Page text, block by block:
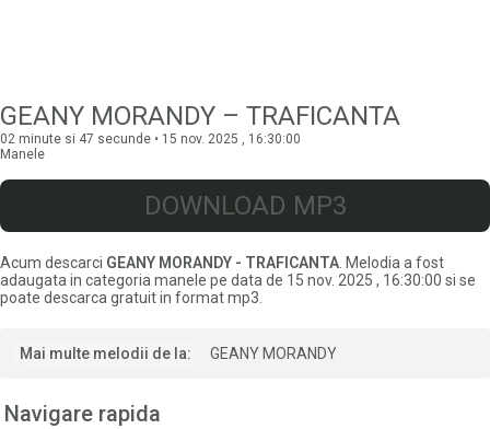
GEANY MORANDY – TRAFICANTA
02 minute si 47 secunde • 15 nov. 2025 , 16:30:00
Manele
DOWNLOAD MP3
Acum descarci GEANY MORANDY - TRAFICANTA . Melodia a fost
adaugata in categoria manele pe data de 15 nov. 2025 , 16:30:00 si se
poate descarca gratuit in format mp3.
Mai multe melodii de la: GEANY MORANDY
Navigare rapida